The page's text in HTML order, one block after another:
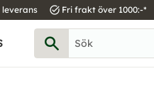
leverans task_alt Fri frakt över 1000:-*